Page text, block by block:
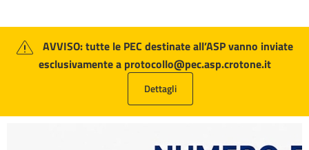
Azienda Sanitaria Provinciale
Contenuti in evidenza
AVVISO: tutte le PEC destinate all’ASP vanno inviate
esclusivamente a protocollo@pec.asp.crotone.it
Dettagli